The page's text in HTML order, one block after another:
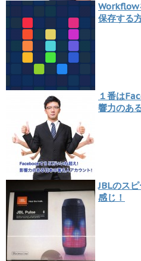
Workflow
保存する
１番は
響力のあ
JBLのス
感じ！